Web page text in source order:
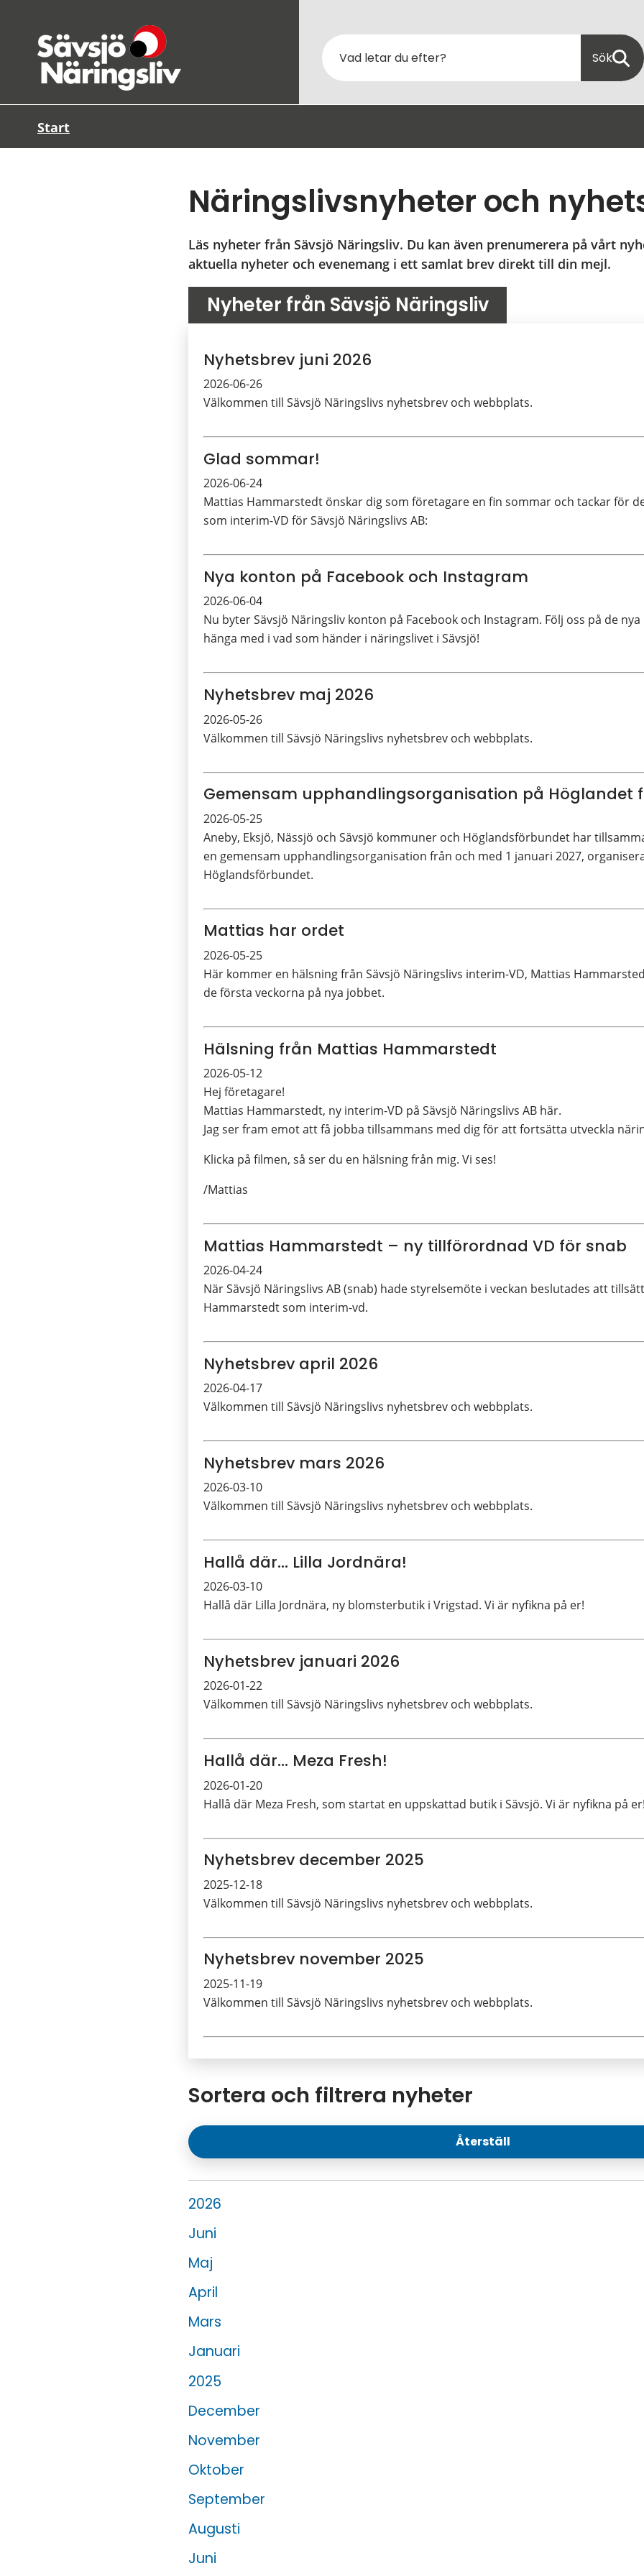
Sök
Start
Näringslivsnyheter och
Läs nyheter från Sävsjö Näringsliv. Du kan även prenumerera på vårt
aktuella nyheter och evenemang i ett samlat brev direkt till din mejl.
Nyheter från Sävsjö Näringsliv
Nyhetsbrev juni 2026
2026-06-26
Välkommen till Sävsjö Näringslivs nyhetsbrev och webbplats.
Glad sommar!
2026-06-24
Mattias Hammarstedt önskar dig som företagare en fin sommar och tackar för
som interim-VD för Sävsjö Näringslivs AB:
Nya konton på Facebook och Instagram
2026-06-04
Nu byter Sävsjö Näringsliv konton på Facebook och Instagram. Följ oss på de
hänga med i vad som händer i näringslivet i Sävsjö!
Nyhetsbrev maj 2026
2026-05-26
Välkommen till Sävsjö Näringslivs nyhetsbrev och webbplats.
Gemensam upphandlingsorganisation på Höglandet
2026-05-25
Aneby, Eksjö, Nässjö och Sävsjö kommuner och Höglandsförbundet har
en gemensam upphandlingsorganisation från och med 1 januari 2027,
Höglandsförbundet.
Mattias har ordet
2026-05-25
Här kommer en hälsning från Sävsjö Näringslivs interim-VD, Mattias
de första veckorna på nya jobbet.
Hälsning från Mattias Hammarstedt
2026-05-12
Hej företagare!
Mattias Hammarstedt, ny interim-VD på Sävsjö Näringslivs AB här.
Jag ser fram emot att få jobba tillsammans med dig för att fortsätta utveckla
Klicka på filmen, så ser du en hälsning från mig. Vi ses!
/Mattias
Mattias Hammarstedt – ny tillförordnad VD för snab
2026-04-24
När Sävsjö Näringslivs AB (snab) hade styrelsemöte i veckan beslutades att
Hammarstedt som interim-vd.
Nyhetsbrev april 2026
2026-04-17
Välkommen till Sävsjö Näringslivs nyhetsbrev och webbplats.
Nyhetsbrev mars 2026
2026-03-10
Välkommen till Sävsjö Näringslivs nyhetsbrev och webbplats.
Hallå där... Lilla Jordnära!
2026-03-10
Hallå där Lilla Jordnära, ny blomsterbutik i Vrigstad. Vi är nyfikna på er!
Nyhetsbrev januari 2026
2026-01-22
Välkommen till Sävsjö Näringslivs nyhetsbrev och webbplats.
Hallå där... Meza Fresh!
2026-01-20
Hallå där Meza Fresh, som startat en uppskattad butik i Sävsjö. Vi är nyfikna på
Nyhetsbrev december 2025
2025-12-18
Välkommen till Sävsjö Näringslivs nyhetsbrev och webbplats.
Nyhetsbrev november 2025
2025-11-19
Välkommen till Sävsjö Näringslivs nyhetsbrev och webbplats.
Sortera och filtrera nyheter
Återställ
År:
2026
Juni
Maj
April
Mars
Januari
År:
2025
December
November
Oktober
September
Augusti
Juni